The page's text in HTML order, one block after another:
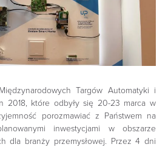
Targów Automatyki i
2018, które odbyły się 20-23 marca w
porozmawiać z Państwem na
inwestycjami w obszarze
dla branży przemysłowej. Przez 4 dni